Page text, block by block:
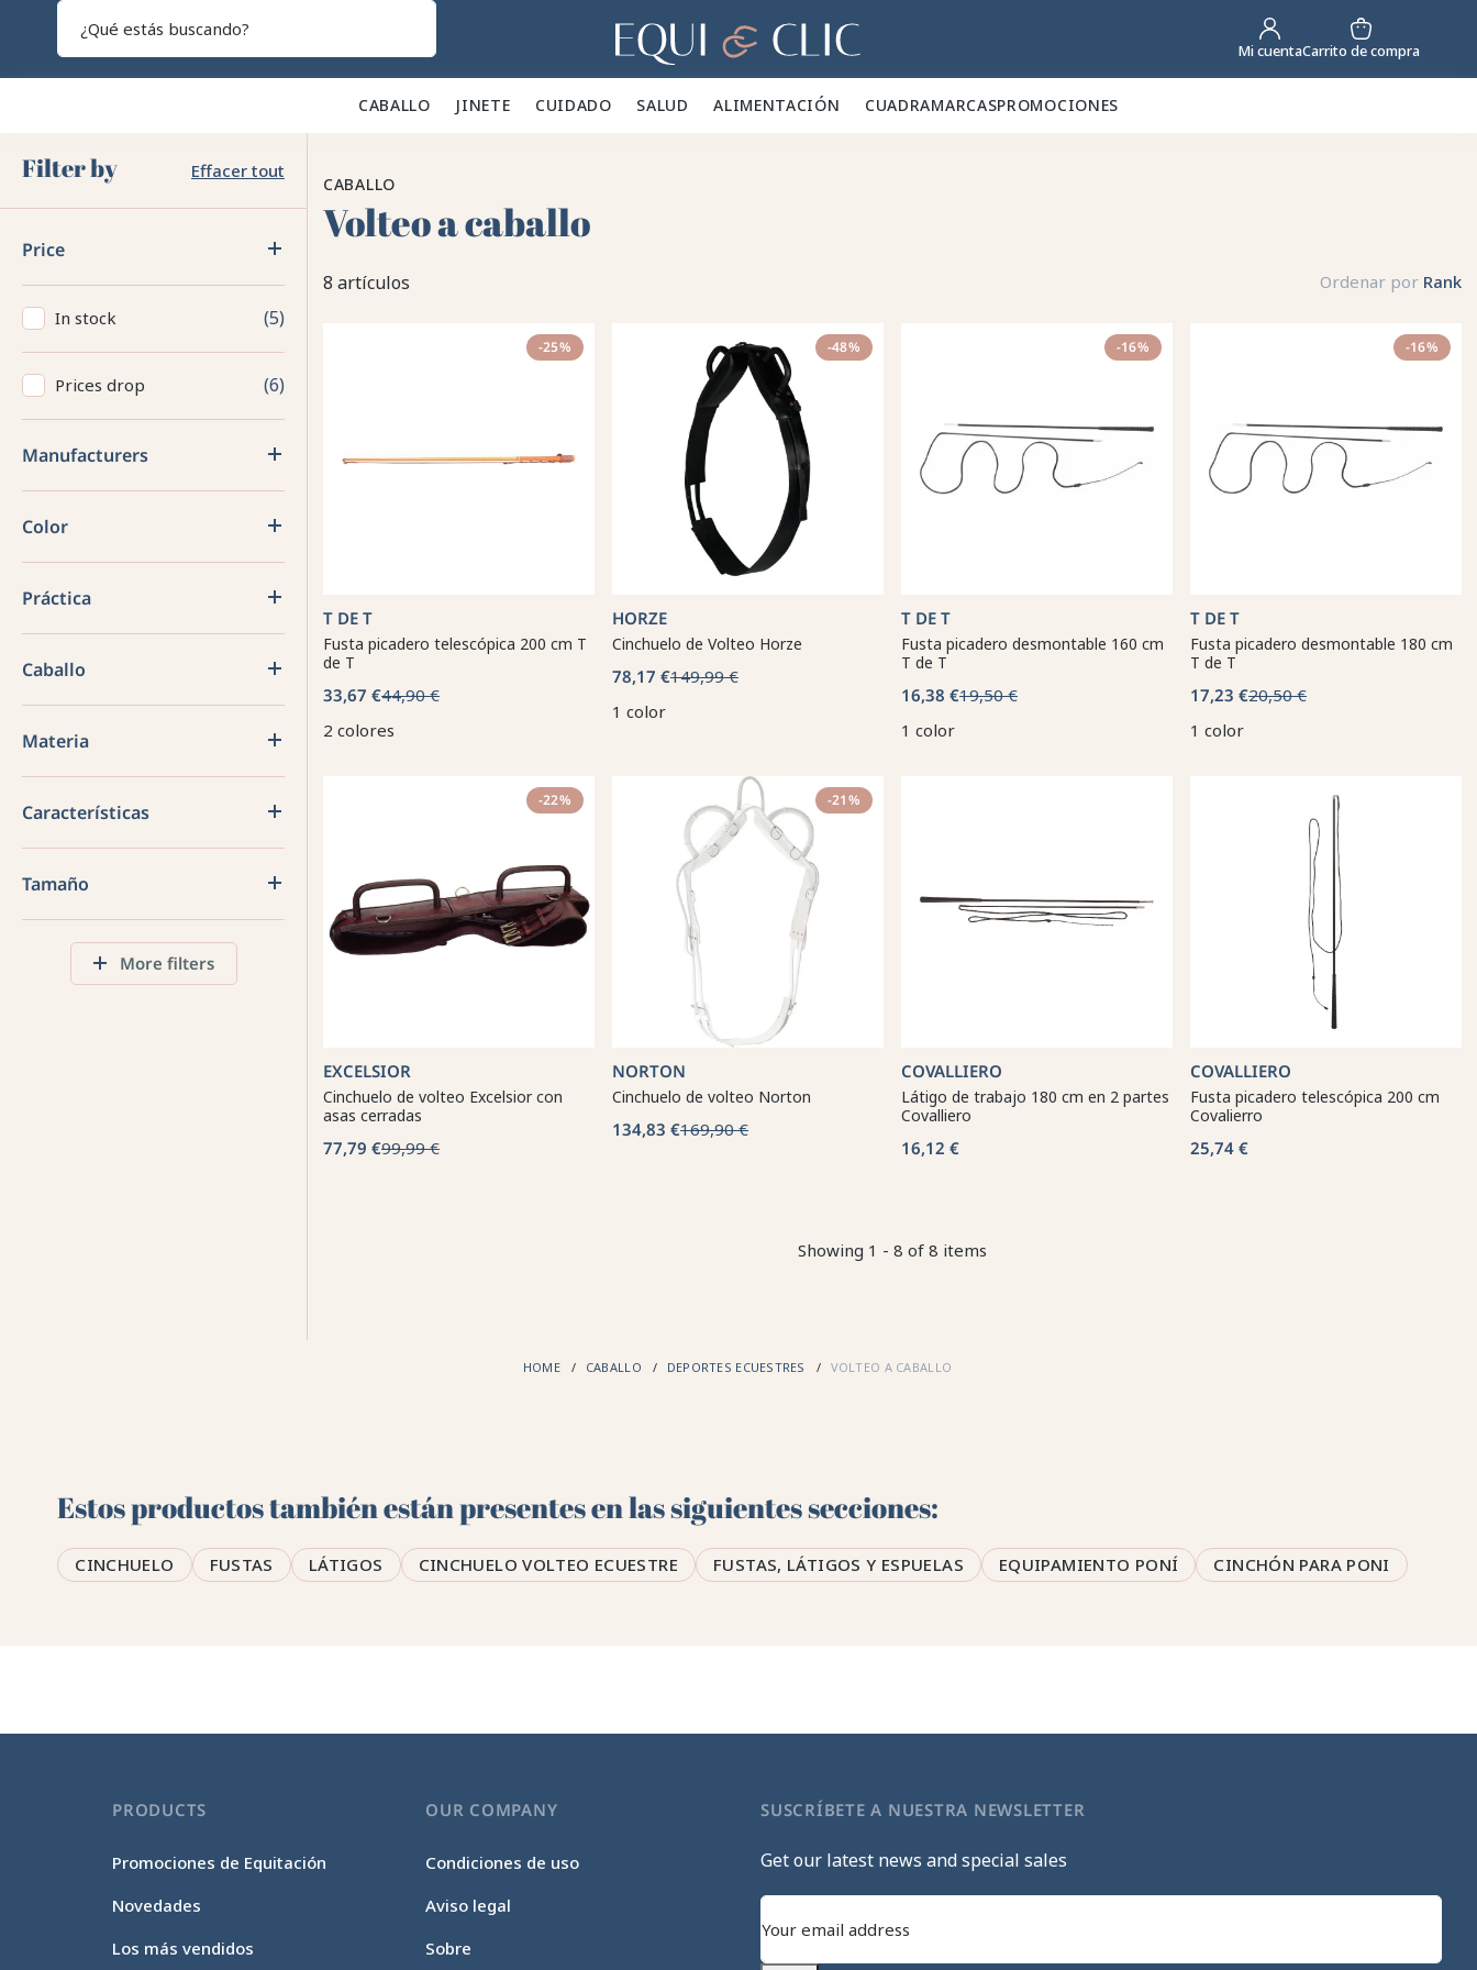
Hogar Mi cuentaCarrito de compra
CABALLO 🐎 JINETE 👕 CUIDADO 🪮 SALUD ✨ALIMENTACIÓN 🥕 CUADRAMARCASPROMOCIONES
Filter by Effacer tout
Price
In stock 5
Prices drop 6
Manufacturers
Color
Práctica
Caballo
Materia
Características
Tamaño
More filters
CABALLO
Volteo a caballo
8 artículos Ordenar por Rank
-25%
T DE T
Fusta picadero telescópica 200 cm T
de T
33,67 €44,90 €
2 colores
-48%
HORZE
Cinchuelo de Volteo Horze
78,17 €149,99 €
1 color
-16%
T DE T
Fusta picadero desmontable 160 cm
T de T
16,38 €19,50 €
1 color
-16%
T DE T
Fusta picadero desmontable 180 cm
T de T
17,23 €20,50 €
1 color
-22%
EXCELSIOR
Cinchuelo de volteo Excelsior con
asas cerradas
77,79 €99,99 €
-21%
NORTON
Cinchuelo de volteo Norton
134,83 €169,90 €
COVALLIERO
Látigo de trabajo 180 cm en 2 partes
Covalliero
16,12 €
COVALLIERO
Fusta picadero telescópica 200 cm
Covalierro
25,74 €
Showing 1 - 8 of 8 items
HOME CABALLO DEPORTES ECUESTRES VOLTEO A CABALLO
Estos productos también están presentes en las siguientes secciones:
CINCHUELO FUSTAS LÁTIGOS CINCHUELO VOLTEO ECUESTRE FUSTAS, LÁTIGOS Y ESPUELAS EQUIPAMIENTO PONÍ CINCHÓN PARA PONI
PRODUCTS
Promociones de Equitación
Novedades
Los más vendidos
OUR COMPANY
Condiciones de uso
Aviso legal
Sobre
SUSCRÍBETE A NUESTRA NEWSLETTER
Get our latest news and special sales